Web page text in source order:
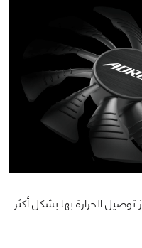
توصيل الحرارة بها بشكل أكثر